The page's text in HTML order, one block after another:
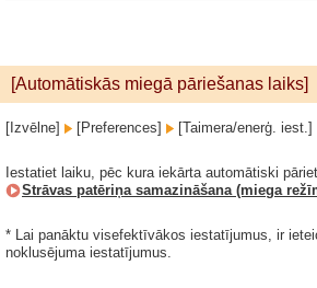
[Automātiskās miegā pāriešanas laiks]
[Izvēlne] [Preferences] [Taimera/enerģ. iest.]
Iestatiet laiku, pēc kura iekārta automātiski
Strāvas patēriņa samazināšana (miega
* Lai panāktu visefektīvākos iestatījumus, ir
noklusējuma iestatījumus.